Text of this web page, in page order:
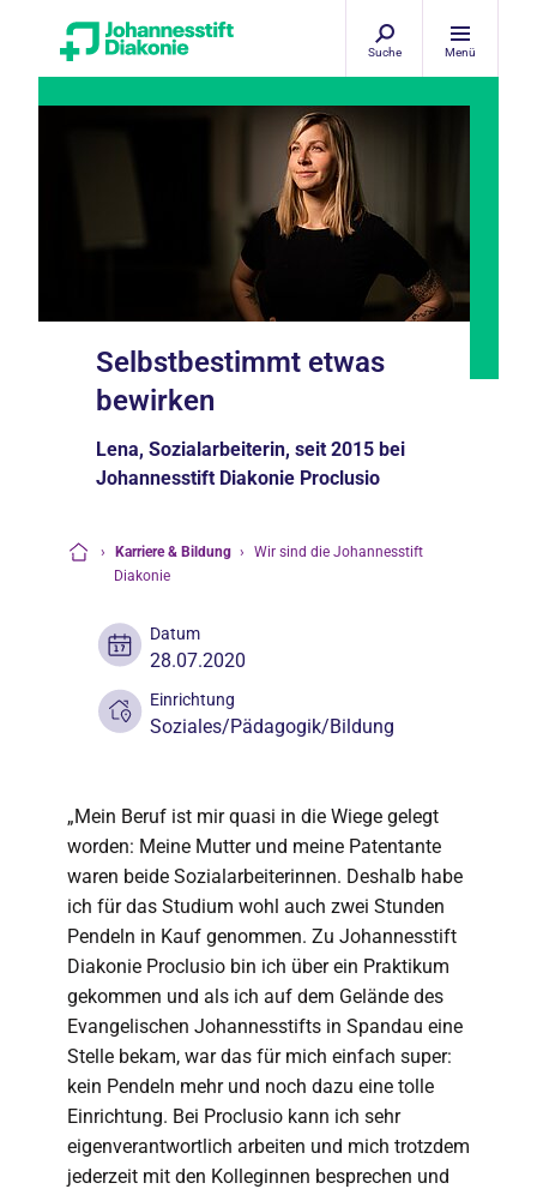
Suche Menü
Selbstbestimmt etwas
bewirken
Lena, Sozialarbeiterin, seit 2015 bei
Johannesstift Diakonie Proclusio
› Karriere & Bildung ›
Wir sind die Johannesstift
Diakonie
Datum
28.07.2020
Einrichtung
Soziales/Pädagogik/Bildung
„Mein Beruf ist mir quasi in die Wiege gelegt
worden: Meine Mutter und meine Patentante
waren beide Sozialarbeiterinnen. Deshalb habe
ich für das Studium wohl auch zwei Stunden
Pendeln in Kauf genommen. Zu Johannesstift
Diakonie Proclusio bin ich über ein Praktikum
gekommen und als ich auf dem Gelände des
Evangelischen Johannesstifts in Spandau eine
Stelle bekam, war das für mich einfach super:
kein Pendeln mehr und noch dazu eine tolle
Einrichtung. Bei Proclusio kann ich sehr
eigenverantwortlich arbeiten und mich trotzdem
jederzeit mit den Kolleginnen besprechen und